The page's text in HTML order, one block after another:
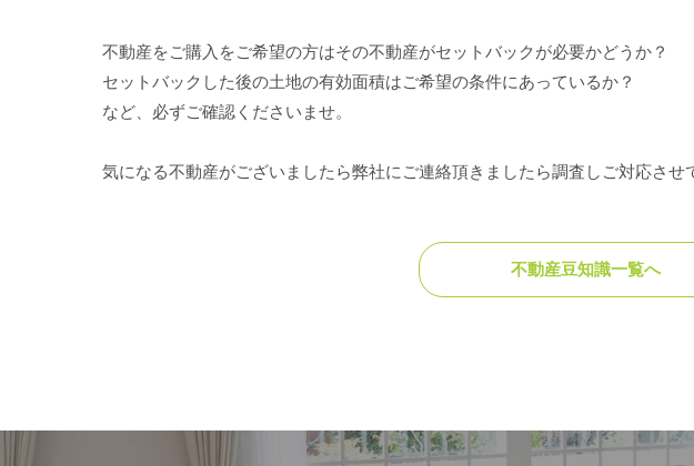
不動産をご購入をご希望の方はその不動産がセットバックが必要かどうか？
セットバックした後の土地の有効面積はご希望の条件にあっているか？
など、必ずご確認くださいませ。
気になる不動産がございましたら弊社にご連絡頂きましたら調査しご対応させ
不動産豆知識一覧へ